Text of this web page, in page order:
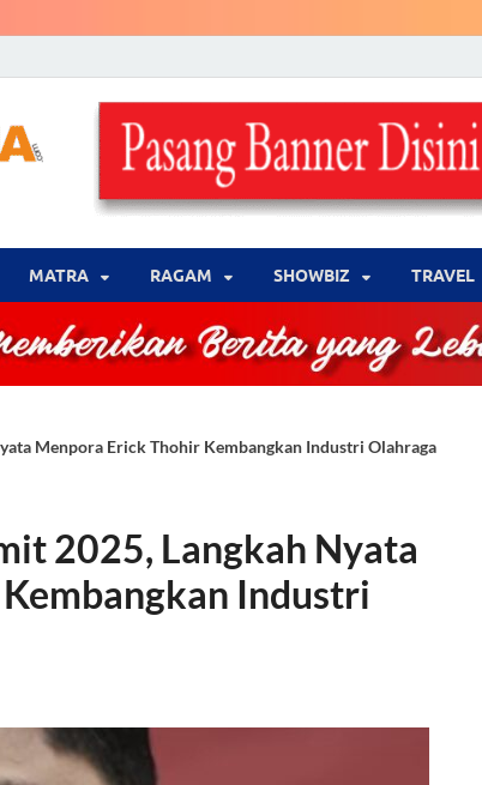
LENSA WARNA .com
Memberikan Berita yang Lebih Berwarna
MATRA ‎RAGAM ‎SHOWBIZ ‎TRAVEL
Menpora Erick Thohir Kembangkan Industri Olahraga
2025, Langkah Nyata
Industri